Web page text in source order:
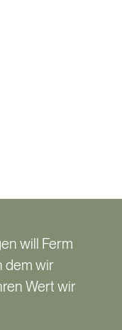
will Ferm
dem wir
Wert wir